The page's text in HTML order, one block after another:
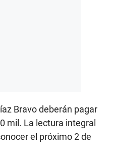
Bravo deberán pagar
mil. La lectura integral
el próximo 2 de